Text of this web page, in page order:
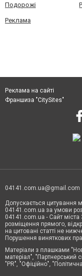
Подорожі
Реклама
Реклама на сайті
Франшиза "CitySites"
04141.com.ua@gmail.com
Допускається цитування
04141.com.ua за умови
04141.com.ua - Сайт
розміщення прямого,
на цитовані статті не
Порушення виняткових
Матеріали з плашками
матеріал", "Партнерський
"PR", "Офіційно",